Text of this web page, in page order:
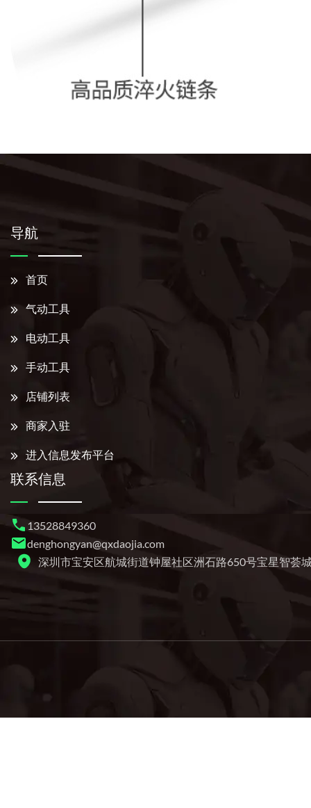
导航
首页
气动工具
电动工具
手动工具
店铺列表
商家入驻
进入信息发布平台
联系信息
13528849360
denghongyan@qxdaojia.com
深圳市宝安区航城街道钟屋社区洲石路650号宝星智荟